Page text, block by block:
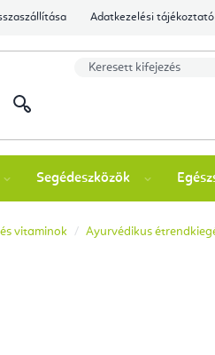
Adatkezelési tájékoztató
Segédeszközök
vitaminok Ayurvédikus